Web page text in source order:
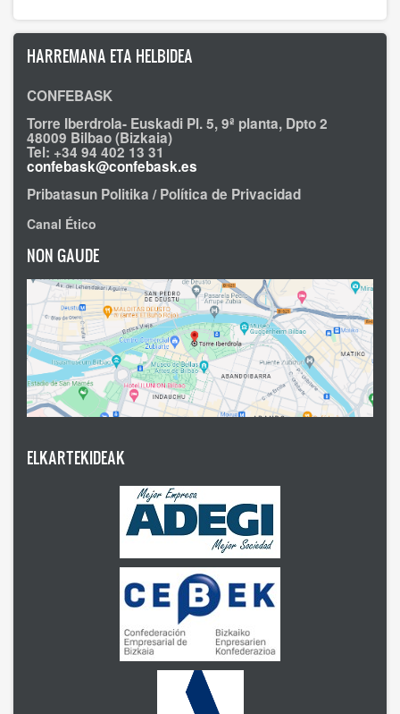
HARREMANA ETA HELBIDEA
CONFEBASK
Torre Iberdrola- Euskadi Pl. 5, 9ª planta, Dpto 2
48009 Bilbao (Bizkaia)
Tel: +34 94 402 13 31
confebask@confebask.es
Pribatasun Politika / Política de Privacidad
Canal Ético
NON GAUDE
ELKARTEKIDEAK